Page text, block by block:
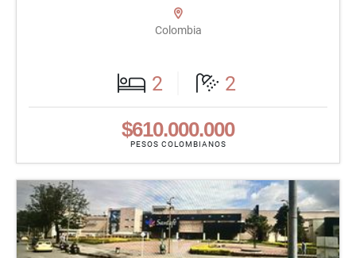
Colombia
2 2
$610.000.000
PESOS COLOMBIANOS